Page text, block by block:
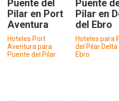
Puente del
Pilar en Port
Aventura
Puente
Pilar en
del Ebro
Hoteles Port
Aventura para
Puente del Pilar
Hoteles para
del Pilar Delta
Ebro